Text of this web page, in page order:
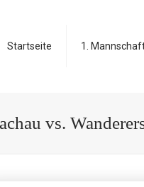
Startseite 1.
vs.